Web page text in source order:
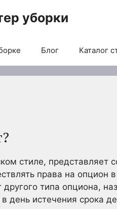
уборки
Блог Каталог
стиле, представляет
права на
типа опциона,
день истечения срока